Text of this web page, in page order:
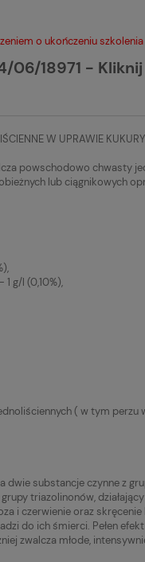
o ukończeniu
06/18971 -
W UPRAWIE
powschodowo chwasty
lub ciągnikowych
g/l (0,10%),
( w tym perzu
dwie substancje czynne z
triazolinonów,
i czerwienie oraz
do ich śmierci. Pełen
zwalcza młode,